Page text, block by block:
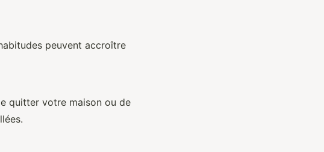
peuvent accroître
quitter votre maison ou de